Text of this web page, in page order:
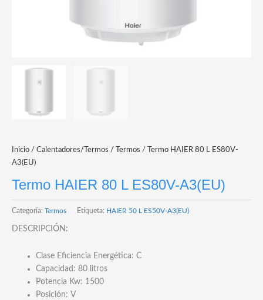
Inicio / Calentadores/Termos / Termos / Termo HAIER 80 L ES80V-
A3(EU)
Termo HAIER 80 L ES80V-A3(EU)
Categoría: Termos Etiqueta: HAIER 50 L ES50V-A3(EU)
DESCRIPCIÓN:
Clase Eficiencia Energética: C
Capacidad: 80 litros
Potencia Kw: 1500
Posición: V